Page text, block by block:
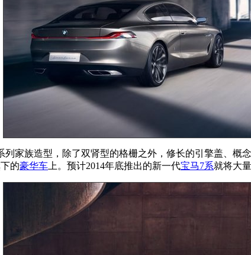
列家族造型，除了双肾型的格栅之外，修长的引擎盖、概
的豪华车 上。预计2014年底推出的新一代宝马7系就将大